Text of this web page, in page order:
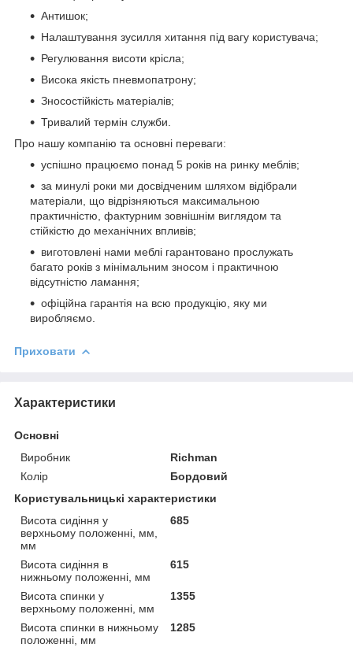
Антишок;
Налаштування зусилля хитання під вагу користувача;
Регулювання висоти крісла;
Висока якість пневмопатрону;
Зносостійкість матеріалів;
Тривалий термін служби.
Про нашу компанію та основні переваги:
успішно працюємо понад 5 років на ринку меблів;
за минулі роки ми досвідченим шляхом відібрали
матеріали, що відрізняються максимальною
практичністю, фактурним зовнішнім виглядом та
стійкістю до механічних впливів;
виготовлені нами меблі гарантовано прослужать
багато років з мінімальним зносом і практичною
відсутністю ламання;
офіційна гарантія на всю продукцію, яку ми
виробляємо.
Приховати
Характеристики
Основні
Виробник
Richman
Колір
Бордовий
Користувальницькі характеристики
Висота сидіння у
верхньому положенні, мм,
мм
685
Висота сидіння в
нижньому положенні, мм
615
Висота спинки у
верхньому положенні, мм
1355
Висота спинки в нижньому
положенні, мм
1285